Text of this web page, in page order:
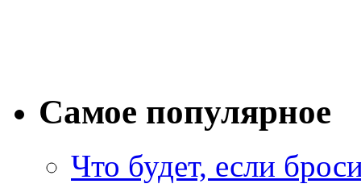
Самое популярное
Что будет, если